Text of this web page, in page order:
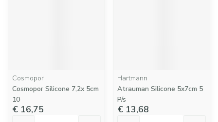
Cosmopor
Cosmopor Silicone 7,2x 5cm
10
€ 16,75
Hartmann
Atrauman Silicone 5x7cm 5
P/s
€ 13,68